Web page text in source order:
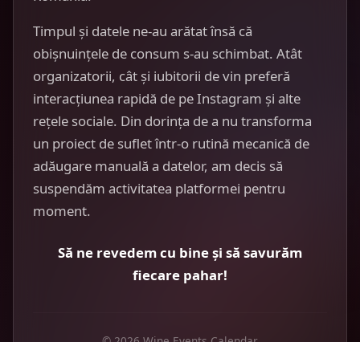
Timpul și datele ne-au arătat însă că
obișnuințele de consum s-au schimbat. Atât
organizatorii, cât și iubitorii de vin preferă
interacțiunea rapidă de pe Instagram și alte
rețele sociale. Din dorința de a nu transforma
un proiect de suflet într-o rutină mecanică de
adăugare manuală a datelor, am decis să
suspendăm activitatea platformei pentru
moment.
Să ne revedem cu bine și să savurăm
fiecare pahar!